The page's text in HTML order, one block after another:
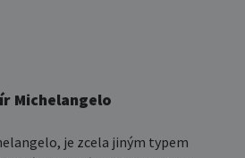
Michelangelo
je zcela jiným typem